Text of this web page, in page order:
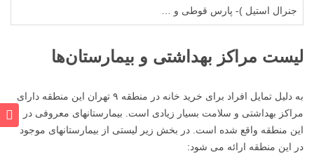
جنرال استیل )- پارس قوطی و …
لیست مراکز بهداشتی و بیمارستان‌ها
به دلیل تمایل افراد برای خرید خانه در منطقه ۹ تهران این منطقه دارای
مراکز بهداشتی و سلامت بسیار زیادی است. بیمارستانهای معروفی در
این منطقه واقع شده‌ است. در بخش زیر لیستی از بیمارستانهای موجود
در این منطقه ارائه می شود: